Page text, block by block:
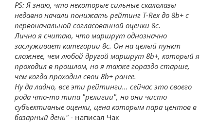
PS: Я знаю, что некоторые сильные скалолазы
недавно начали понижать рейтинг T-Rex до 8b+ с
первоначальной согласованной оценки 8c.
Лично я считаю, что маршрут однозначно
заслуживает категории 8c. Он на целый пункт
сложнее, чем любой другой маршрут 8b+, который я
проходил в прошлом, но я также гораздо старше,
чем когда проходил свои 8b+ ранее.
Ну да ладно, все эти рейтинги... сейчас это своего
рода что-то типа "религии", но они чисто
субъективные оценки, цена которым пара центов в
базарный день" - написал Чак